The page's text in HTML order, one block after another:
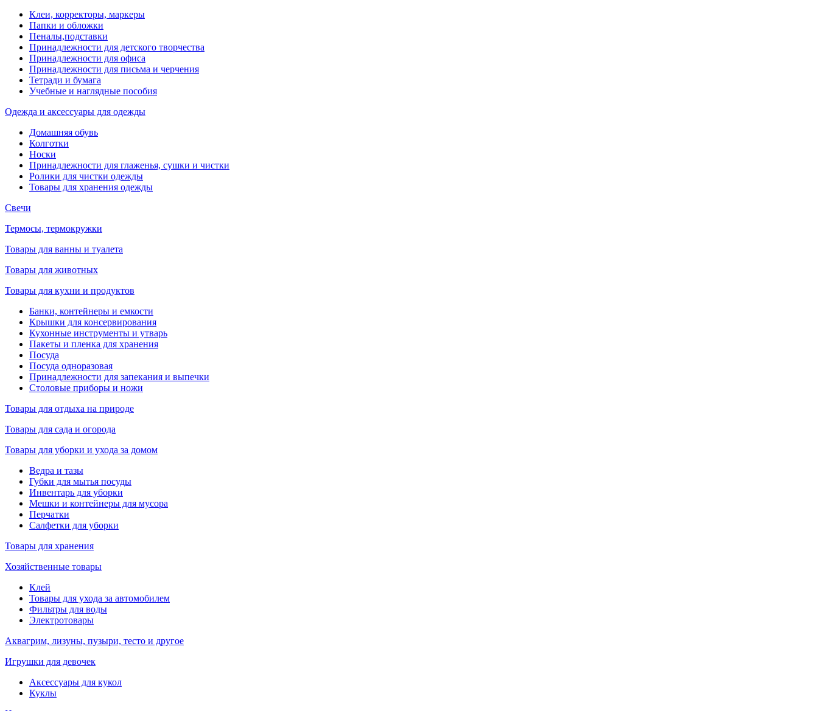
Клеи, корректоры, маркеры
Папки и обложки
Пеналы,подставки
Принадлежности для детского творчества
Принадлежности для офиса
Принадлежности для письма и черчения
Тетради и бумага
Учебные и наглядные пособия
Одежда и аксессуары для одежды
Домашняя обувь
Колготки
Носки
Принадлежности для глаженья, сушки и чистки
Ролики для чистки одежды
Товары для хранения одежды
Свечи
Термосы, термокружки
Товары для ванны и туалета
Товары для животных
Товары для кухни и продуктов
Банки, контейнеры и емкости
Крышки для консервирования
Кухонные инструменты и утварь
Пакеты и пленка для хранения
Посуда
Посуда одноразовая
Принадлежности для запекания и выпечки
Столовые приборы и ножи
Товары для отдыха на природе
Товары для сада и огорода
Товары для уборки и ухода за домом
Ведра и тазы
Губки для мытья посуды
Инвентарь для уборки
Мешки и контейнеры для мусора
Перчатки
Салфетки для уборки
Товары для хранения
Хозяйственные товары
Клей
Товары для ухода за автомобилем
Фильтры для воды
Электротовары
Аквагрим, лизуны, пузыри, тесто и другое
Игрушки для девочек
Аксессуары для кукол
Куклы